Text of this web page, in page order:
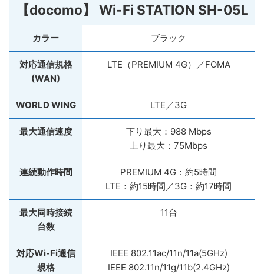
【docomo】 Wi-Fi STATION SH-05L
カラー ブラック
対応通信規格
(WAN)
LTE（PREMIUM 4G）／FOMA
WORLD WING LTE／3G
最大通信速度
下り最大：988 Mbps
上り最大：75Mbps
連続動作時間
PREMIUM 4G：約5時間
LTE：約15時間／3G：約17時間
最大同時接続
台数
11台
対応Wi-Fi通信
規格
IEEE 802.11ac/11n/11a(5GHz)
IEEE 802.11n/11g/11b(2.4GHz)